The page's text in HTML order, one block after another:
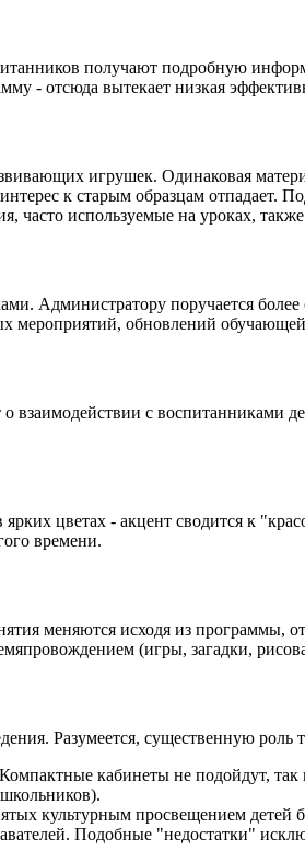
получают подробную
- отсюда вытекает низкая
игрушек. Одинаковая
к старым образцам отпадает.
часто используемые на уроках,
Администратору поручается
мероприятий, обновлений
взаимодействии с воспитанниками
цветах - акцент сводится к
времени.
меняются исходя из программы,
(игры, загадки,
Разумеется, существенную
кабинеты не подойдут,
культурным просвещением детей
Подобные "недостатки"